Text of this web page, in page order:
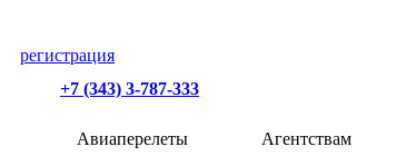
регистрация
+7 (343) 3-787-333
Авиаперелеты
Агентствам